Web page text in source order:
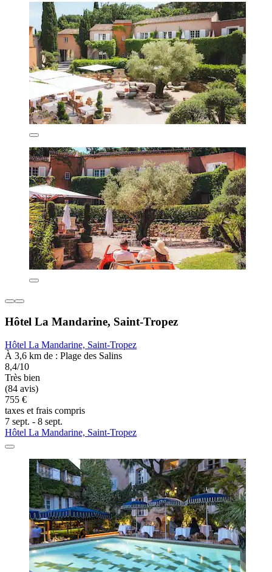
Hôtel La Mandarine, Saint-Tropez
Hôtel La Mandarine, Saint-Tropez
À 3,6 km de : Plage des Salins
8,4/10
Très bien
(84 avis)
755 €
taxes et frais compris
7 sept. - 8 sept.
Hôtel La Mandarine, Saint-Tropez